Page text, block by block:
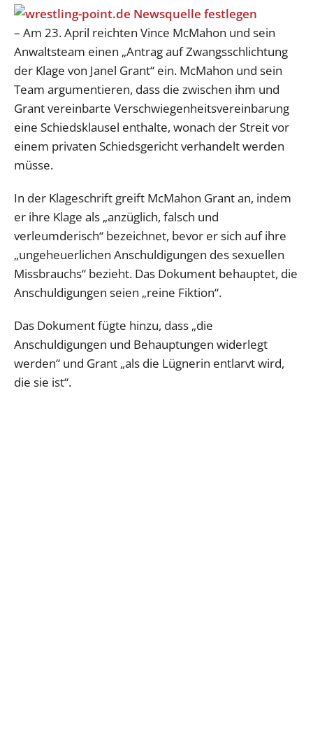
– Am 23. April reichten Vince McMahon und sein
Anwaltsteam einen „Antrag auf Zwangsschlichtung
der Klage von Janel Grant“ ein. McMahon und sein
Team argumentieren, dass die zwischen ihm und
Grant vereinbarte Verschwiegenheitsvereinbarung
eine Schiedsklausel enthalte, wonach der Streit vor
einem privaten Schiedsgericht verhandelt werden
müsse.
In der Klageschrift greift McMahon Grant an, indem
er ihre Klage als „anzüglich, falsch und
verleumderisch“ bezeichnet, bevor er sich auf ihre
„ungeheuerlichen Anschuldigungen des sexuellen
Missbrauchs“ bezieht. Das Dokument behauptet, die
Anschuldigungen seien „reine Fiktion“.
Das Dokument fügte hinzu, dass „die
Anschuldigungen und Behauptungen widerlegt
werden“ und Grant „als die Lügnerin entlarvt wird,
die sie ist“.